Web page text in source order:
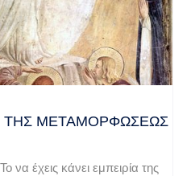
ΤΗΣ ΜΕΤΑΜΟΡΦΩΣΕΩΣ
να έχεις κάνει εμπειρία της